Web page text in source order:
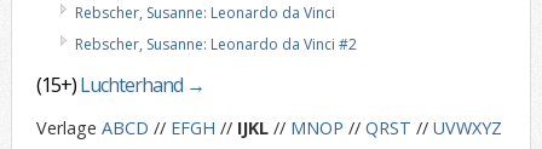
Rebscher, Susanne: Leonardo da Vinci
Rebscher, Susanne: Leonardo da Vinci #2
(15+)Luchterhand →
Verlage ABCD // EFGH // IJKL// MNOP // QRST // UVWXYZ